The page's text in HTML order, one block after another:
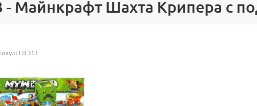
- Майнкрафт Шахта Крипера с
LB 313